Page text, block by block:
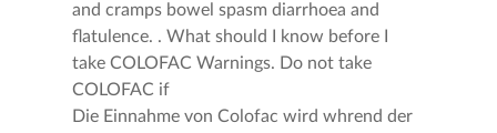
and cramps bowel spasm diarrhoea and
flatulence. . What should I know before I
take COLOFAC Warnings. Do not take
COLOFAC if
Die Einnahme von Colofac wird whrend der